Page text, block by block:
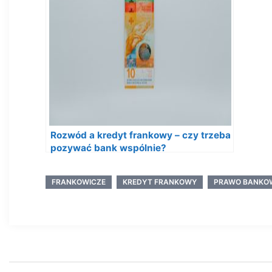
Rozwód a kredyt frankowy – czy trzeba
pozywać bank wspólnie?
FRANKOWICZE KREDYT FRANKOWY PRAWO